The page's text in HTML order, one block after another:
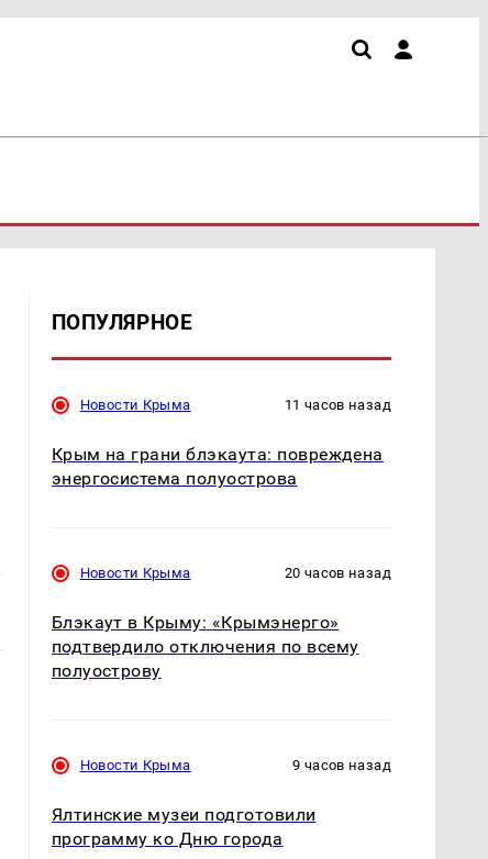
ПОПУЛЯРНОЕ
Новости Крыма 11 часов назад
Крым на грани блэкаута: повреждена
энергосистема полуострова
Новости Крыма 20 часов назад
Блэкаут в Крыму: «Крымэнерго»
подтвердило отключения по всему
полуострову
Новости Крыма 9 часов назад
Ялтинские музеи подготовили
программу ко Дню города